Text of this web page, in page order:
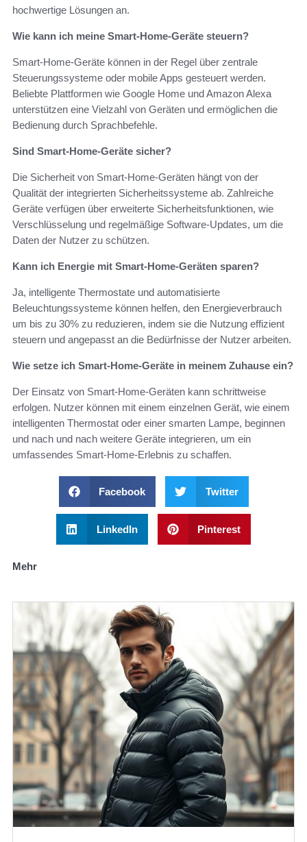
hochwertige Lösungen an.
Wie kann ich meine Smart-Home-Geräte steuern?
Smart-Home-Geräte können in der Regel über zentrale
Steuerungssysteme oder mobile Apps gesteuert werden.
Beliebte Plattformen wie Google Home und Amazon Alexa
unterstützen eine Vielzahl von Geräten und ermöglichen die
Bedienung durch Sprachbefehle.
Sind Smart-Home-Geräte sicher?
Die Sicherheit von Smart-Home-Geräten hängt von der
Qualität der integrierten Sicherheitssysteme ab. Zahlreiche
Geräte verfügen über erweiterte Sicherheitsfunktionen, wie
Verschlüsselung und regelmäßige Software-Updates, um die
Daten der Nutzer zu schützen.
Kann ich Energie mit Smart-Home-Geräten sparen?
Ja, intelligente Thermostate und automatisierte
Beleuchtungssysteme können helfen, den Energieverbrauch
um bis zu 30% zu reduzieren, indem sie die Nutzung effizient
steuern und angepasst an die Bedürfnisse der Nutzer arbeiten.
Wie setze ich Smart-Home-Geräte in meinem Zuhause ein?
Der Einsatz von Smart-Home-Geräten kann schrittweise
erfolgen. Nutzer können mit einem einzelnen Gerät, wie einem
intelligenten Thermostat oder einer smarten Lampe, beginnen
und nach und nach weitere Geräte integrieren, um ein
umfassendes Smart-Home-Erlebnis zu schaffen.
Facebook Twitter
LinkedIn Pinterest
Mehr